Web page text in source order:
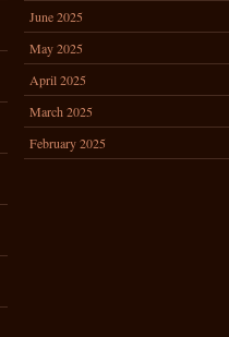
June 2025
May 2025
April 2025
March 2025
February 2025